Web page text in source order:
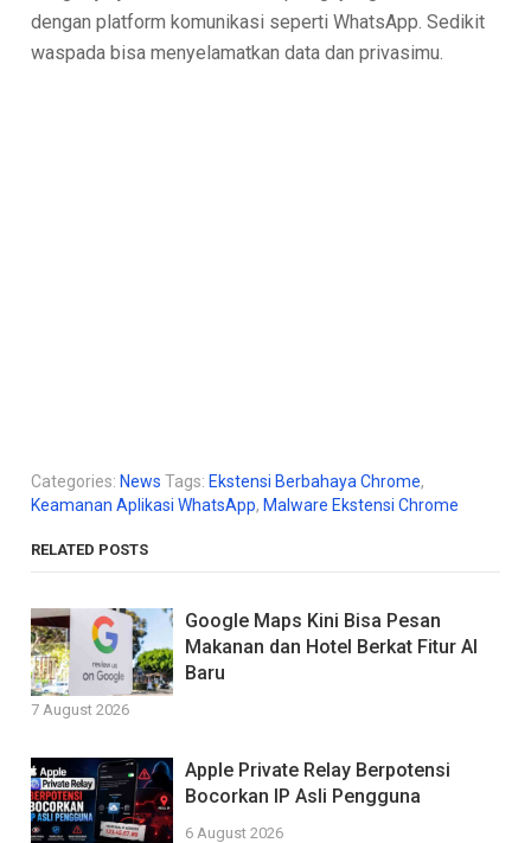
dengan platform komunikasi seperti WhatsApp. Sedikit
waspada bisa menyelamatkan data dan privasimu.
Categories: News Tags: Ekstensi Berbahaya Chrome,
Keamanan Aplikasi WhatsApp, Malware Ekstensi Chrome
RELATED POSTS
Google Maps Kini Bisa Pesan
Makanan dan Hotel Berkat Fitur AI
Baru
7 August 2026
Apple Private Relay Berpotensi
Bocorkan IP Asli Pengguna
6 August 2026